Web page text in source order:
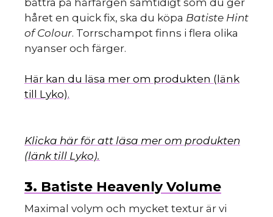
håret en quick fix, ska du köpa Batiste Hint
of Colour. Torrschampot finns i flera olika
nyanser och färger.
Här kan du läsa mer om produkten (länk
till Lyko).
Klicka här för att läsa mer om produkten
(länk till Lyko).
3. Batiste Heavenly Volume
Maximal volym och mycket textur är vi